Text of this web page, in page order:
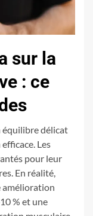
sur la
: ce
équilibre délicat
Les
pour leur
En réalité,
amélioration
% et une